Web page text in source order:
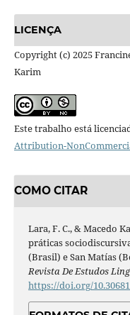
LICENÇA
Copyright (c) 2025
Karim
Este trabalho está
Attribution-
COMO CITAR
Lara, F. C., & Macedo
práticas
(Brasil) e San Matías
Revista De Estudos
https://doi.org/